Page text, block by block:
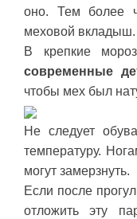
оно. Тем более
меховой вкладыш.
В крепкие
современные
чтобы мех был
Не следует
температуру.
могут замерзнуть.
Если после
отложить эту